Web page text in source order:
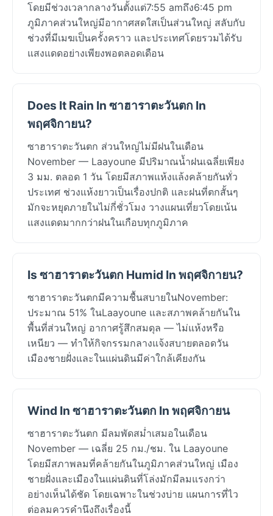
โดยมีช่วงเวลากลางวันตั้งแต่7:55 amถึง6:45 pm
ภูมิภาคส่วนใหญ่มีอากาศสดใสเป็นส่วนใหญ่ สลับกับ
ช่วงที่มีเมฆเป็นครั้งคราว และประเทศโดยรวมได้รับ
แสงแดดอย่างเพียงพอตลอดเดือน
Does It Rain In ซาฮาราตะวันตก In
พฤศจิกายน?
ซาฮาราตะวันตก ส่วนใหญ่ไม่มีฝนในเดือน
November — Laayoune มีปริมาณน้ำฝนเฉลี่ยเพียง
3 มม. ตลอด 1 วัน โดยมีสภาพแห้งแล้งคล้ายกันทั่ว
ประเทศ ช่วงแห้งยาวเป็นเรื่องปกติ และฝนที่ตกสั้นๆ
มักจะหยุดภายในไม่กี่ชั่วโมง วางแผนเที่ยวโดยเน้น
แสงแดดมากกว่าฝนในเกือบทุกภูมิภาค
Is ซาฮาราตะวันตก Humid In พฤศจิกายน?
ซาฮาราตะวันตกมีความชื้นสบายในNovember:
ประมาณ 51% ในLaayoune และสภาพคล้ายกันใน
พื้นที่ส่วนใหญ่ อากาศรู้สึกสมดุล — ไม่แห้งหรือ
เหนียว — ทำให้กิจกรรมกลางแจ้งสบายตลอดวัน
เมืองชายฝั่งและในแผ่นดินมีค่าใกล้เคียงกัน
Wind In ซาฮาราตะวันตก In พฤศจิกายน
ซาฮาราตะวันตก มีลมพัดสม่ำเสมอในเดือน
November — เฉลี่ย 25 กม./ชม. ใน Laayoune
โดยมีสภาพลมที่คล้ายกันในภูมิภาคส่วนใหญ่ เมือง
ชายฝั่งและเมืองในแผ่นดินที่โล่งมักมีลมแรงกว่า
อย่างเห็นได้ชัด โดยเฉพาะในช่วงบ่าย แผนการที่ไว
ต่อลมควรคำนึงถึงเรื่องนี้